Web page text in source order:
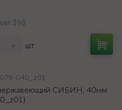
398
+ шт
040_z01
СИБИН, 40мм